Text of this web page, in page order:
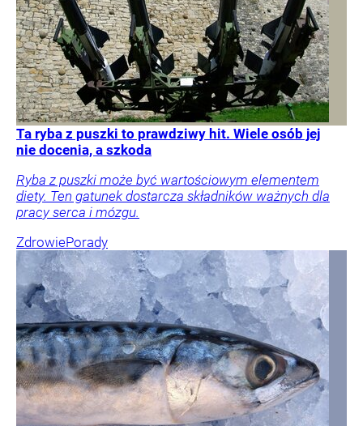
Ta ryba z puszki to prawdziwy hit. Wiele osób jej
nie docenia, a szkoda
Ryba z puszki może być wartościowym elementem
diety. Ten gatunek dostarcza składników ważnych dla
pracy serca i mózgu.
ZdrowiePorady